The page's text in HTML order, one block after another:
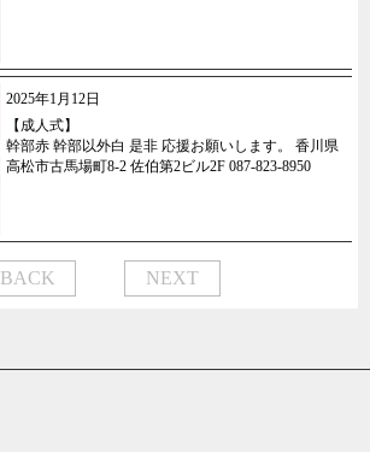
2025年1月12日
【成人式】
幹部赤 幹部以外白 是非 応援お願いします。 香川県
高松市古馬場町8-2 佐伯第2ビル2F 087-823-8950
BACK NEXT